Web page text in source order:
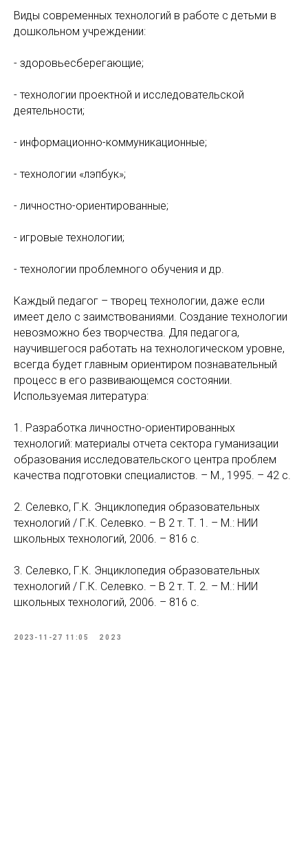
Виды современных технологий в работе с детьми в
дошкольном учреждении:
- здоровьесберегающие;
- технологии проектной и исследовательской
деятельности;
- информационно-коммуникационные;
- технологии «лэпбук»;
- личностно-ориентированные;
- игровые технологии;
- технологии проблемного обучения и др.
Каждый педагог – творец технологии, даже если
имеет дело с заимствованиями. Создание технологии
невозможно без творчества. Для педагога,
научившегося работать на технологическом уровне,
всегда будет главным ориентиром познавательный
процесс в его развивающемся состоянии.
Используемая литература:
1. Разработка личностно-ориентированных
технологий: материалы отчета сектора гуманизации
образования исследовательского центра проблем
качества подготовки специалистов. – М., 1995. – 42 с.
2. Селевко, Г.К. Энциклопедия образовательных
технологий / Г.К. Селевко. – В 2 т. Т. 1. – М.: НИИ
школьных технологий, 2006. – 816 с.
3. Селевко, Г.К. Энциклопедия образовательных
технологий / Г.К. Селевко. – В 2 т. Т. 2. – М.: НИИ
школьных технологий, 2006. – 816 с.
2023-11-27 11:05 2023